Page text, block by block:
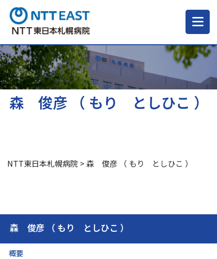
当院について
ご来院される方へ
医療・介護関係の方
森 俊彦 （ もり としひこ ）
概要
森 俊彦 （ もり としひこ ）
NTT東日本札幌病院 >森 俊彦 （ もり としひこ ）